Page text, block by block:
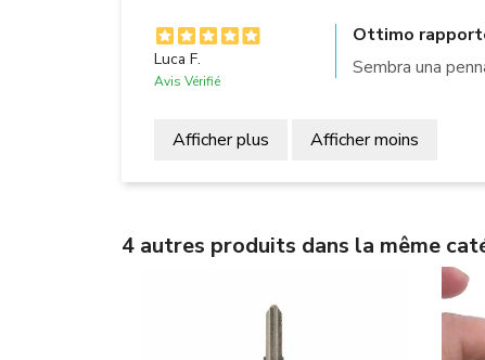
Luca F.
Avis Vérifié
Ottimo
Sembra una
Afficher plus Afficher moins
4 autres produits dans la même